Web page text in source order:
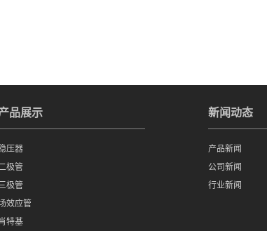
品展示
压器
极管
极管
效应管
肖特基
新闻动态
产品新闻
公司新闻
行业新闻